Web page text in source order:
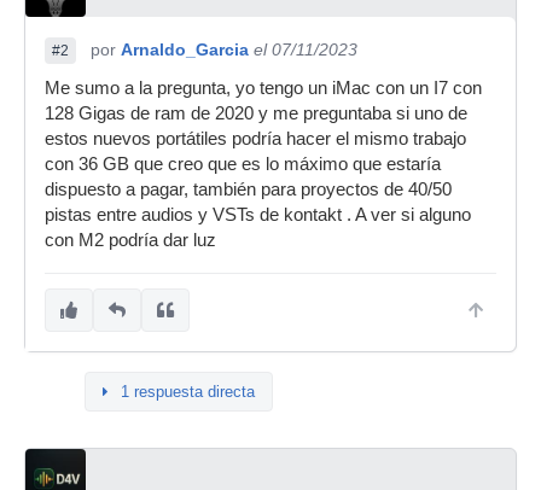
#2 por Arnaldo_Garcia el 07/11/2023
Me sumo a la pregunta, yo tengo un iMac con un I7 con
128 Gigas de ram de 2020 y me preguntaba si uno de
estos nuevos portátiles podría hacer el mismo trabajo
con 36 GB que creo que es lo máximo que estaría
dispuesto a pagar, también para proyectos de 40/50
pistas entre audios y VSTs de kontakt . A ver si alguno
con M2 podría dar luz
1 respuesta directa